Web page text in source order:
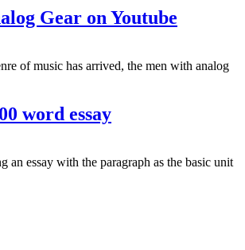
Gear on Youtube
of music has arrived, the men with analog
word essay
an essay with the paragraph as the basic unit